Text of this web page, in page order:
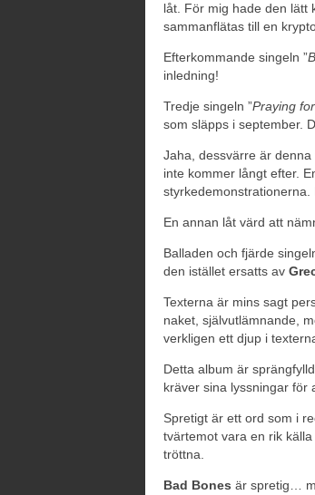
låt. För mig hade den lätt
sammanflätas till en
Efterkommande singeln ”
inledning!
Tredje singeln ”Praying
som släpps i september.
Jaha, dessvärre är
inte kommer långt efter.
styrkedemonstrationerna.
En annan låt värd att
Balladen och fjärde
den istället ersatts av
Texterna är mins sagt
naket, självutlämnande,
verkligen ett djup i
Detta album är
kräver sina lyssningar för
Spretigt är ett ord som i
tvärtemot vara en rik
tröttna.
Bad Bones är spretig…